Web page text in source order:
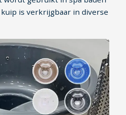
is verkrijgbaar in diverse